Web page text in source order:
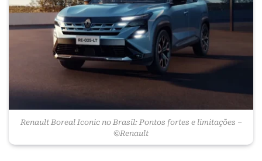
Renault Boreal Iconic no Brasil: Pontos fortes e limitações –
©Renault